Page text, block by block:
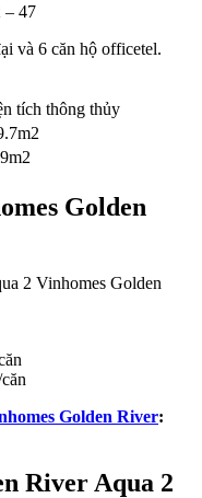
– 47
và 6 căn hộ officetel.
tích thông thủy
Golden
2 Vinhomes Golden
Golden River:
River Aqua 2